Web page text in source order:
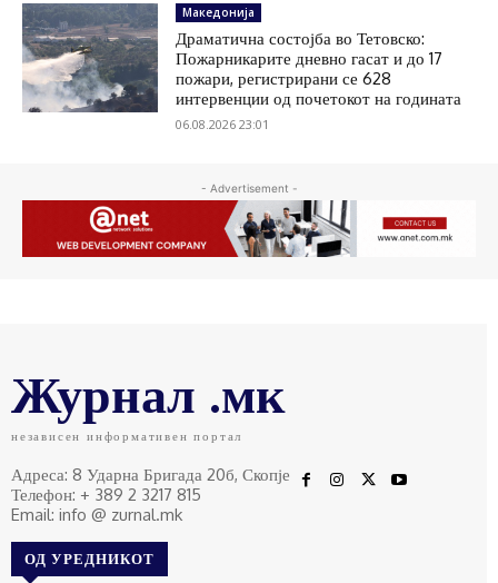
Македонија
Драматична состојба во Тетовско:
Пожарникарите дневно гасат и до 17
пожари, регистрирани се 628
интервенции од почетокот на годината
06.08.2026 23:01
- Advertisement -
Журнал .мк
независен информативен портал
Адреса: 8 Ударна Бригада 20б, Скопје
Телефон: + 389 2 3217 815
Email: info @ zurnal.mk
ОД УРЕДНИКОТ